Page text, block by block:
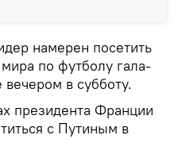
намерен посетить
по футболу гала-
в субботу.
президента Франции
с Путиным в